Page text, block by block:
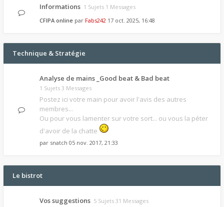
Informations 1 Sujets 1 Messages
CFIPA online par Fabs242 17 oct. 2025, 16:48
Technique & Stratégie
Analyse de mains _Good beat & Bad beat
1 Sujets 3 Messages
Postez ici votre main pour avoir l'avis des autres
membres...
Ou pour vous lamenter sur votre sort... ou vous la péter
d'avoir de la chatte
par snatch 05 nov. 2017, 21:33
Le bistrot
Vos suggestions 5 Sujets 31 Messages